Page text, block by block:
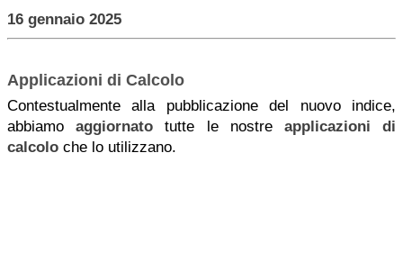
16 gennaio 2025
Applicazioni di Calcolo
Contestualmente alla pubblicazione del nuovo indice,
abbiamoaggiornato tutte le nostre applicazioni di
calcolo che lo utilizzano.